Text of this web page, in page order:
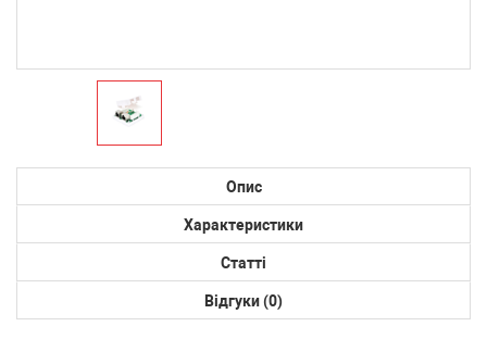
Опис
Характеристики
Статті
Відгуки (0)